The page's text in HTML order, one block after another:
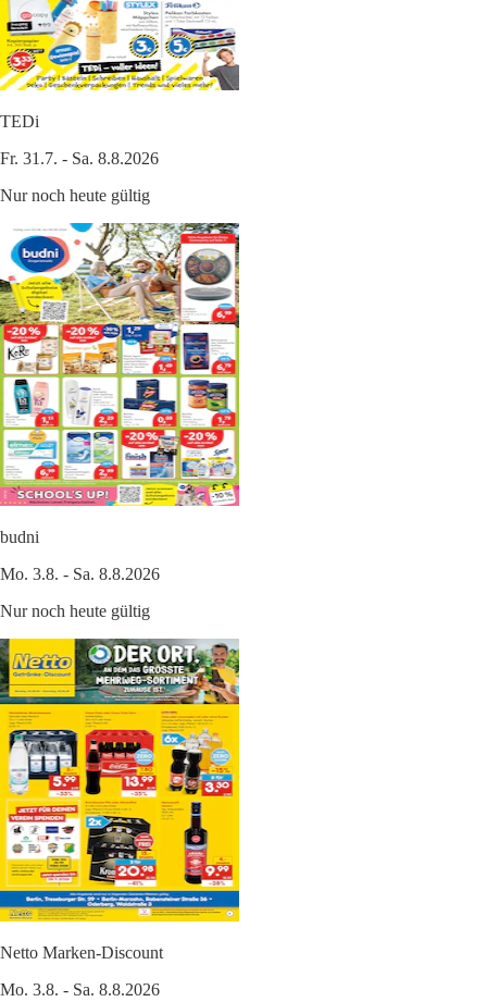
TEDi
Fr. 31.7. - Sa. 8.8.2026
Nur noch heute gültig
budni
Mo. 3.8. - Sa. 8.8.2026
Nur noch heute gültig
Netto Marken-Discount
Mo. 3.8. - Sa. 8.8.2026